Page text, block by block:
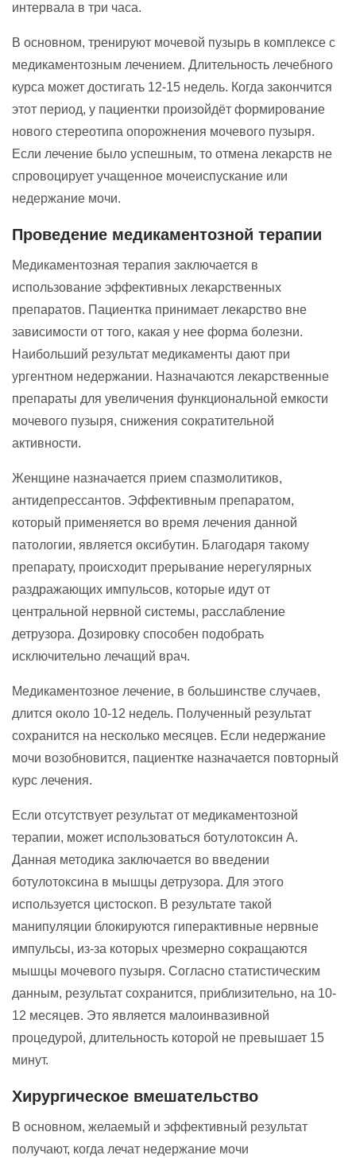
интервала в три часа.
В основном, тренируют мочевой пузырь в комплексе с
медикаментозным лечением. Длительность лечебного
курса может достигать 12-15 недель. Когда закончится
этот период, у пациентки произойдёт формирование
нового стереотипа опорожнения мочевого пузыря.
Если лечение было успешным, то отмена лекарств не
спровоцирует учащенное мочеиспускание или
недержание мочи.
Проведение медикаментозной терапии
Медикаментозная терапия заключается в
использование эффективных лекарственных
препаратов. Пациентка принимает лекарство вне
зависимости от того, какая у нее форма болезни.
Наибольший результат медикаменты дают при
ургентном недержании. Назначаются лекарственные
препараты для увеличения функциональной емкости
мочевого пузыря, снижения сократительной
активности.
Женщине назначается прием спазмолитиков,
антидепрессантов. Эффективным препаратом,
который применяется во время лечения данной
патологии, является оксибутин. Благодаря такому
препарату, происходит прерывание нерегулярных
раздражающих импульсов, которые идут от
центральной нервной системы, расслабление
детрузора. Дозировку способен подобрать
исключительно лечащий врач.
Медикаментозное лечение, в большинстве случаев,
длится около 10-12 недель. Полученный результат
сохранится на несколько месяцев. Если недержание
мочи возобновится, пациентке назначается повторный
курс лечения.
Если отсутствует результат от медикаментозной
терапии, может использоваться ботулотоксин А.
Данная методика заключается во введении
ботулотоксина в мышцы детрузора. Для этого
используется цистоскоп. В результате такой
манипуляции блокируются гиперактивные нервные
импульсы, из-за которых чрезмерно сокращаются
мышцы мочевого пузыря. Согласно статистическим
данным, результат сохранится, приблизительно, на 10-
12 месяцев. Это является малоинвазивной
процедурой, длительность которой не превышает 15
минут.
Хирургическое вмешательство
В основном, желаемый и эффективный результат
получают, когда лечат недержание мочи